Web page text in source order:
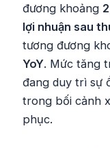
đương khoảng
lợi nhuận sau
tương đương
YoY. Mức tăng
đang duy trì sự
trong bối cảnh
phục.